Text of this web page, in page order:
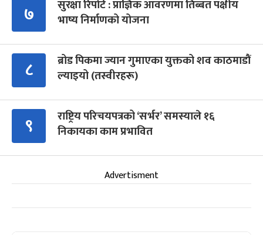
७
सुरक्षा रिपोर्ट : प्राज्ञिक आवरणमा तिब्बत पक्षीय
भाष्य निर्माणको योजना
८
ब्रोड पिकमा ज्यान गुमाएका युक्तको शव काठमाडौं
ल्याइयो (तस्वीरहरू)
९
राष्ट्रिय परिचयपत्रको ‘सर्भर’ समस्याले १६
निकायका काम प्रभावित
Advertisment